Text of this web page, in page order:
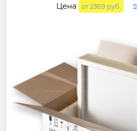
Цена от 2369 руб.